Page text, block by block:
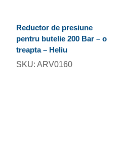
Reductor de presiune
pentru butelie 200 Bar – o
treapta – Heliu
SKU: ARV0160